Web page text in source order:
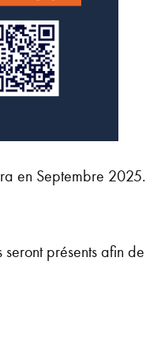
en Septembre 2025.
présents afin de